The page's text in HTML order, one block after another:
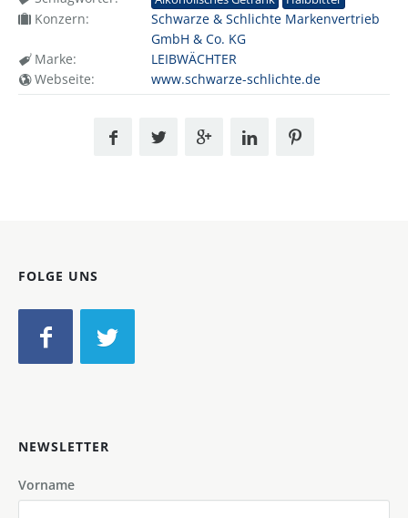
Konzern:
Schwarze & Schlichte Markenvertrieb
GmbH & Co. KG
Marke:
LEIBWÄCHTER
Webseite:
www.schwarze-schlichte.de
FOLGE UNS
NEWSLETTER
Vorname